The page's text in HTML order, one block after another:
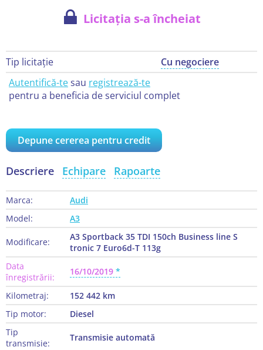
Licitația s-a încheiat
Tip licitație
Cu negociere
Autentifică-tesau registrează-te
pentru a beneficia de serviciul complet
Depune cererea pentru credit
Descriere Echipare Rapoarte
Marca:
Audi
Model:
A3
Modificare:
A3 Sportback 35 TDI 150ch Business line S
tronic 7 Euro6d-T 113g
Data
înregistrării:
16/10/2019
Kilometraj:
152 442 km
Tip motor:
Diesel
Tip
transmisie:
Transmisie automată